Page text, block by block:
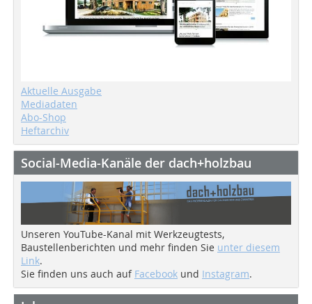
Aktuelle Ausgabe
Mediadaten
Abo-Shop
Heftarchiv
Social-Media-Kanäle der dach+holzbau
Unseren YouTube-Kanal mit Werkzeugtests,
Baustellenberichten und mehr finden Sie unter diesem
Link.
Sie finden uns auch auf Facebook und Instagram.